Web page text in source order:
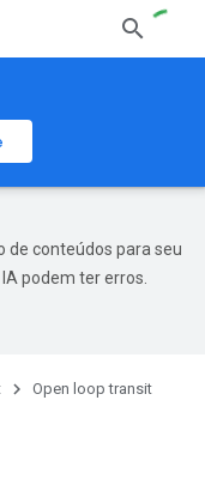
de conteúdos para seu
podem ter erros.
Open loop transit